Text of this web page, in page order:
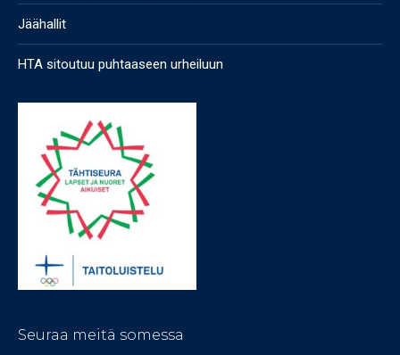
Jäähallit
HTA sitoutuu puhtaaseen urheiluun
Seuraa meitä somessa